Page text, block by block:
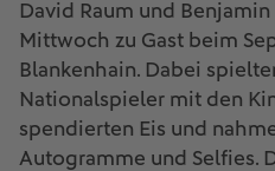
David Raum und
Mittwoch zu Gast beim
Blankenhain. Dabei
Nationalspieler mit den
spendierten Eis und
Autogramme und Selfies.